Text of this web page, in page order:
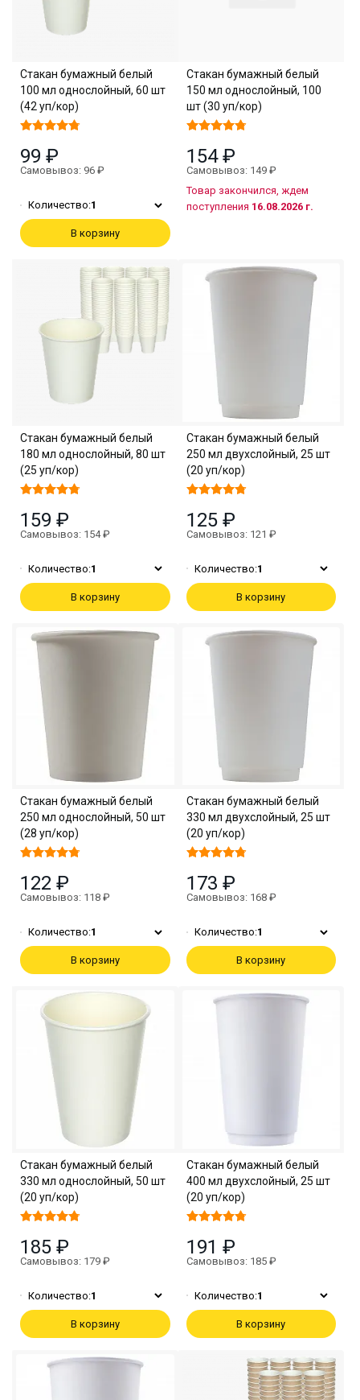
Стакан бумажный белый
100 мл однослойный, 60 шт
(42 уп/кор)
99 ₽
Самовывоз: 96 ₽
Количество:1
В корзину
Стакан бумажный белый
150 мл однослойный, 100
шт (30 уп/кор)
154 ₽
Самовывоз: 149 ₽
Товар закончился, ждем
поступления 16.08.2026 г.
Стакан бумажный белый
180 мл однослойный, 80 шт
(25 уп/кор)
159 ₽
Самовывоз: 154 ₽
Количество:1
В корзину
Стакан бумажный белый
250 мл двухслойный, 25 шт
(20 уп/кор)
125 ₽
Самовывоз: 121 ₽
Количество:1
В корзину
Стакан бумажный белый
250 мл однослойный, 50 шт
(28 уп/кор)
122 ₽
Самовывоз: 118 ₽
Количество:1
В корзину
Стакан бумажный белый
330 мл двухслойный, 25 шт
(20 уп/кор)
173 ₽
Самовывоз: 168 ₽
Количество:1
В корзину
Стакан бумажный белый
330 мл однослойный, 50 шт
(20 уп/кор)
185 ₽
Самовывоз: 179 ₽
Количество:1
В корзину
Стакан бумажный белый
400 мл двухслойный, 25 шт
(20 уп/кор)
191 ₽
Самовывоз: 185 ₽
Количество:1
В корзину